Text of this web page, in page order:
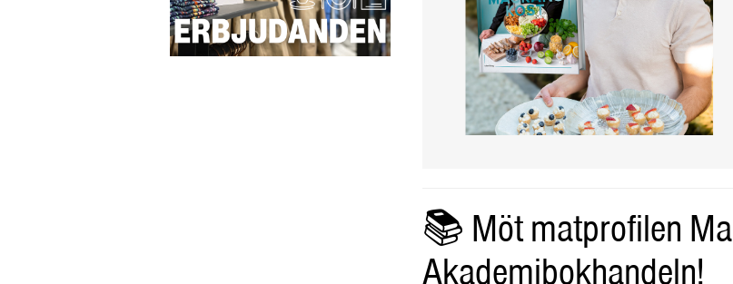
📚 Möt matprofilen
Akademibokhandeln!